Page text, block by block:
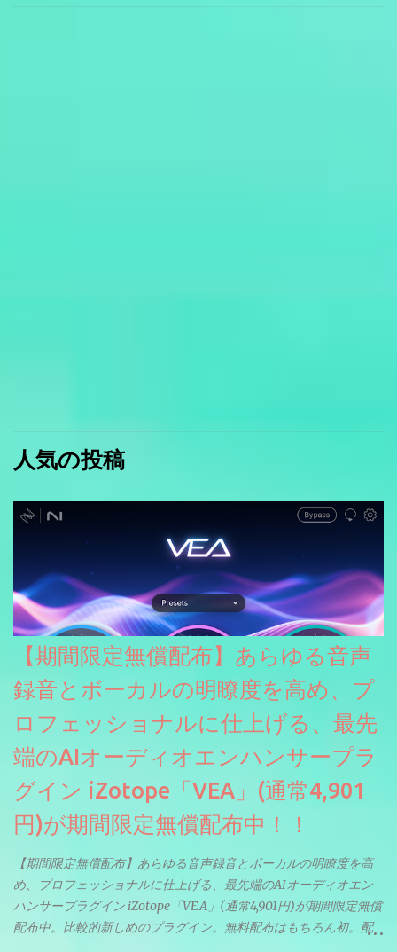
人気の投稿
【期間限定無償配布】あらゆる音声
録音とボーカルの明瞭度を高め、プ
ロフェッショナルに仕上げる、最先
端のAIオーディオエンハンサープラ
グイン iZotope「VEA」(通常4,901
円)が期間限定無償配布中！！
【期間限定無償配布】あらゆる音声録音とボーカルの明瞭度を高
め、プロフェッショナルに仕上げる、最先端のAIオーディオエン
ハンサープラグイン iZotope「VEA」(通常4,901円)が期間限定無償
配布中。比較的新しめのプラグイン。無料配布はもちろん初。配